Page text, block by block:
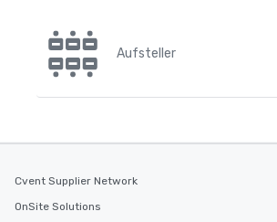
Aufsteller
Cvent Supplier Network
OnSite Solutions